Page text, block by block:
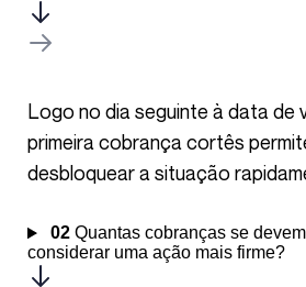
Logo no dia seguinte à data de vencimento. Uma
primeira cobrança cortês
desbloquear a situação
02Quantas cobranças se
considerar uma ação mais firme?